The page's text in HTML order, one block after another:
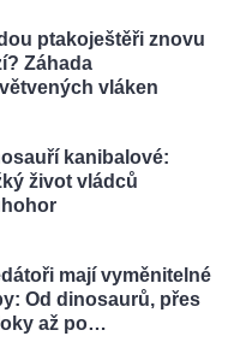
ptakoještěři znovu
Záhada
vláken
kanibalové:
život vládců
mají vyměnitelné
Od dinosaurů, přes
až po…